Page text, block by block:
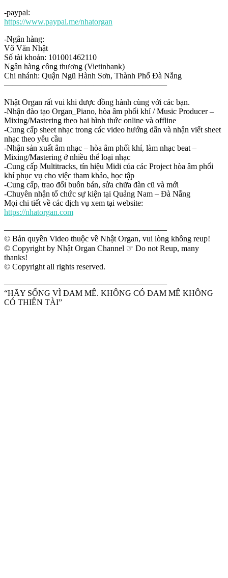
-paypal:
https://www.paypal.me/nhatorgan
-Ngân hàng:
Võ Văn Nhật
Số tài khoản: 101001462110
Ngân hàng công thương (Vietinbank)
Chi nhánh: Quận Ngũ Hành Sơn, Thành Phố Đà Nẵng
————————————————————
Nhật Organ rất vui khi được đồng hành cùng với các bạn.
-Nhận đào tạo Organ_Piano, hòa âm phối khí / Music Producer –
Mixing/Mastering theo hai hình thức online và offline
-Cung cấp sheet nhạc trong các video hướng dẫn và nhận viết sheet
nhạc theo yêu cầu
-Nhận sản xuất âm nhạc – hòa âm phối khí, làm nhạc beat –
Mixing/Mastering ở nhiều thể loại nhạc
-Cung cấp Multitracks, tín hiệu Midi của các Project hòa âm phối
khí phục vụ cho việc tham khảo, học tập
-Cung cấp, trao đổi buôn bán, sửa chữa đàn cũ và mới
-Chuyên nhận tổ chức sự kiện tại Quảng Nam – Đà Nẵng
Mọi chi tiết về các dịch vụ xem tại website:
https://nhatorgan.com
————————————————————
© Bản quyền Video thuộc về Nhật Organ, vui lòng không reup!
© Copyright by Nhật Organ Channel ☞ Do not Reup, many
thanks!
© Copyright all rights reserved.
————————————————————
“HÃY SỐNG VÌ ĐAM MÊ. KHÔNG CÓ ĐAM MÊ KHÔNG
CÓ THIÊN TÀI”